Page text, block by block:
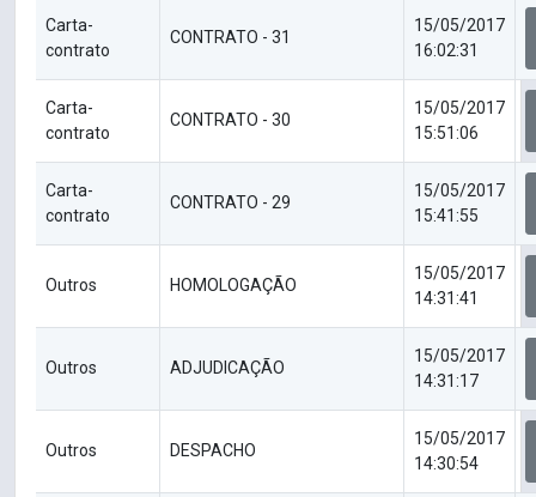
Carta-
contrato
CONTRATO - 31
15/05/2017
16:02:31
Carta-
contrato
CONTRATO - 30
15/05/2017
15:51:06
Carta-
contrato
CONTRATO - 29
15/05/2017
15:41:55
Outros HOMOLOGAÇÃO
15/05/2017
14:31:41
Outros ADJUDICAÇÃO
15/05/2017
14:31:17
Outros DESPACHO
15/05/2017
14:30:54